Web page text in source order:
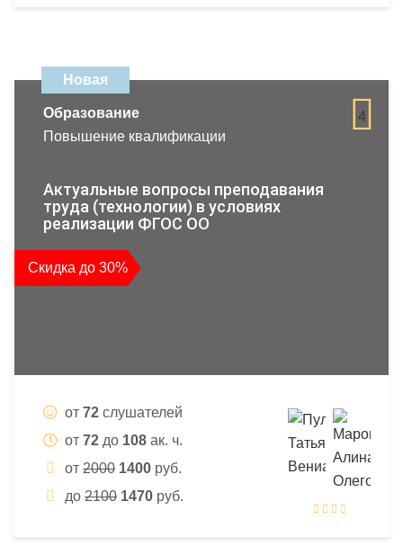
Новая
4
Образование
Повышение квалификации
Актуальные вопросы преподавания
труда (технологии) в условиях
реализации ФГОС ОО
Скидка до 30%
от 72 слушателей
от 72 до 108 ак. ч.
от 2000 1400 руб.
до 2100 1470 руб.